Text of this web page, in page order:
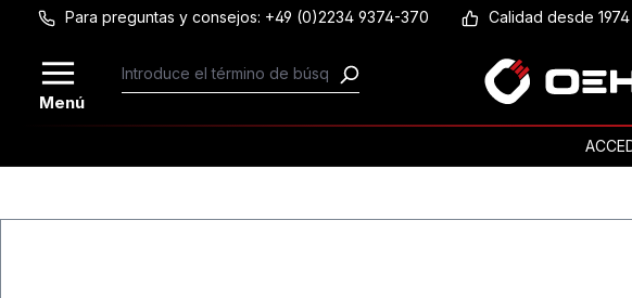
Saltar al contenido principal
Para preguntas y consejos: +49 (0)2234 9374-370 Calidad desde 1974
Menú